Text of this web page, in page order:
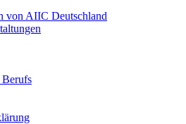
von AIIC Deutschland
Berufs